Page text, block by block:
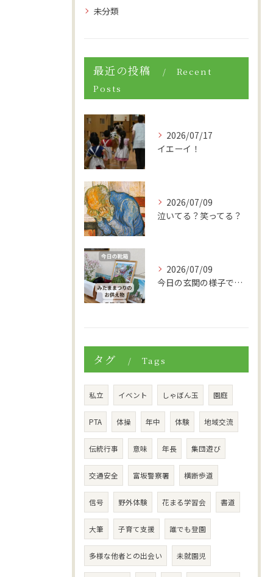
未分類
最近の投稿
Recent
Posts
2026/07/17
イエーイ！
2026/07/09
泣いてる？笑ってる？
2026/07/09
今日の玄関の様子です。
タグ Tags
私立 イベント しゃぼん玉 園庭
PTA 体操 年中 体験 地域交流
伝統行事 意味 年長 集団遊び
交通安全 富坂警察署 横断歩道
信号 野外体験 花まる学習会 書道
大筆 子育て支援 誰でも登園
多様な他者との出会い 未就園児